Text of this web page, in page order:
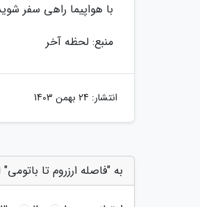
با هواپیما راهی سفر
منبع: لحظه آخر
انتشار: 24 بهمن 1403
به "فاصله ارزروم تا باتومی"